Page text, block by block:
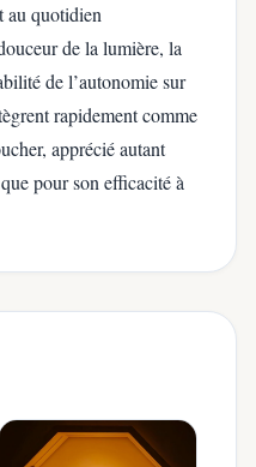
au quotidien
de la lumière, la
de l’autonomie sur
rapidement comme
apprécié autant
pour son efficacité à